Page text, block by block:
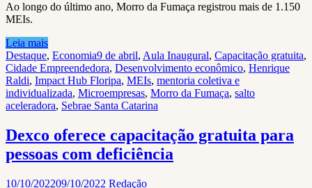
Ao longo do último ano, Morro da Fumaça registrou mais de 1.150
MEIs.
Leia mais
Destaque, Economia9 de abril, Aula Inaugural, Capacitação gratuita,
Cidade Empreendedora, Desenvolvimento econômico, Henrique
Raldi, Impact Hub Floripa, MEIs, mentoria coletiva e
individualizada, Microempresas, Morro da Fumaça, salto
aceleradora, Sebrae Santa Catarina
Dexco oferece capacitação gratuita para
pessoas com deficiência
10/10/202209/10/2022 Redação